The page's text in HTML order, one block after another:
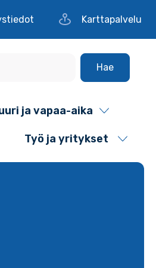
Karttapalvelu
Hae
ja vapaa-aika
Työ ja yritykset